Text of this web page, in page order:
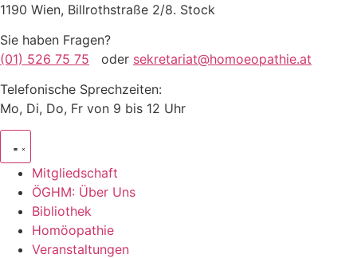
1190 Wien, Billrothstraße 2/8. Stock
Sie haben Fragen?
(01) 526 75 75 oder sekretariat@homoeopathie.at
Telefonische Sprechzeiten:
Mo, Di, Do, Fr von 9 bis 12 Uhr
Mitgliedschaft
ÖGHM: Über Uns
Bibliothek
Homöopathie
Veranstaltungen